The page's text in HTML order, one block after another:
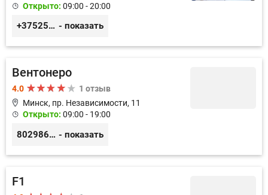
Открыто: 09:00 - 20:00
+375256201253 - показать
Вентонеро
4.0
1 отзыв
Минск, пр. Независимости, 11
Открыто: 09:00 - 19:00
80298689880 - показать
F1